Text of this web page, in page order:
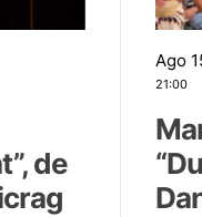
de
Ago
21:00